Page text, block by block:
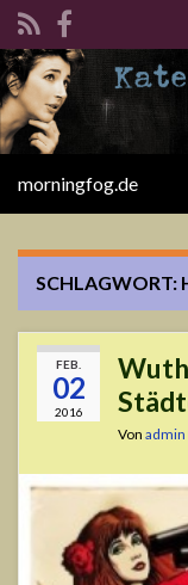
Search
morningfog.de
SCHLAGWORT:
FEB.
02
2016
Von admin